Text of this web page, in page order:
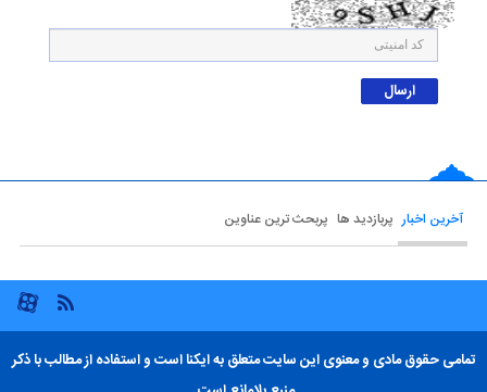
آخرین اخبار پربازدید ها پربحث ترین عناوین
تمامی حقوق مادی و معنوی این سایت متعلق به ایکنا است و استفاده از مطالب با ذکر